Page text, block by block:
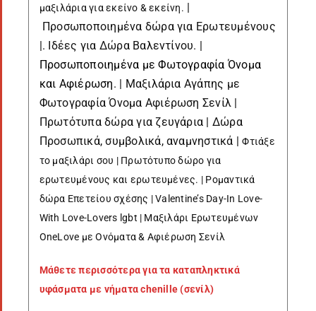
μαξιλάρια για εκείνο & εκείνη. |
Προσωποποιημένα δώρα για Ερωτευμένους
|. Ιδέες για Δώρα Βαλεντίνου. |
Προσωποποιημένα με Φωτογραφία Όνομα
και Αφιέρωση. | Μαξιλάρια Αγάπης με
Φωτογραφία Όνομα Αφιέρωση Σενίλ |
Πρωτότυπα δώρα για ζευγάρια | Δώρα
Προσωπικά, συμβολικά, αναμνηστικά |Φτιάξε
το μαξιλάρι σου |Πρωτότυπο δώρο για
ερωτευμένους και ερωτευμένες. | Ρομαντικά
δώρα Επετείου σχέσης | Valentine’s Day-In Love-
With Love-Lovers lgbt | Μαξιλάρι Ερωτευμένων
OneLove με Ονόματα & Αφιέρωση Σενίλ
Μάθετε περισσότερα για τα καταπληκτικά
υφάσματα με νήματα chenille (σενίλ)